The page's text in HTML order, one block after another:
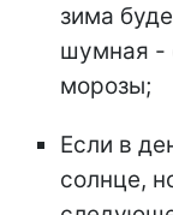
зима
шумная -
морозы;
Если в
солнце,